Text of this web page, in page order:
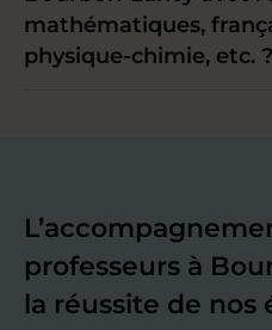
mathématiques,
physique-chimie, etc. ?
professeurs à
la réussite de nos